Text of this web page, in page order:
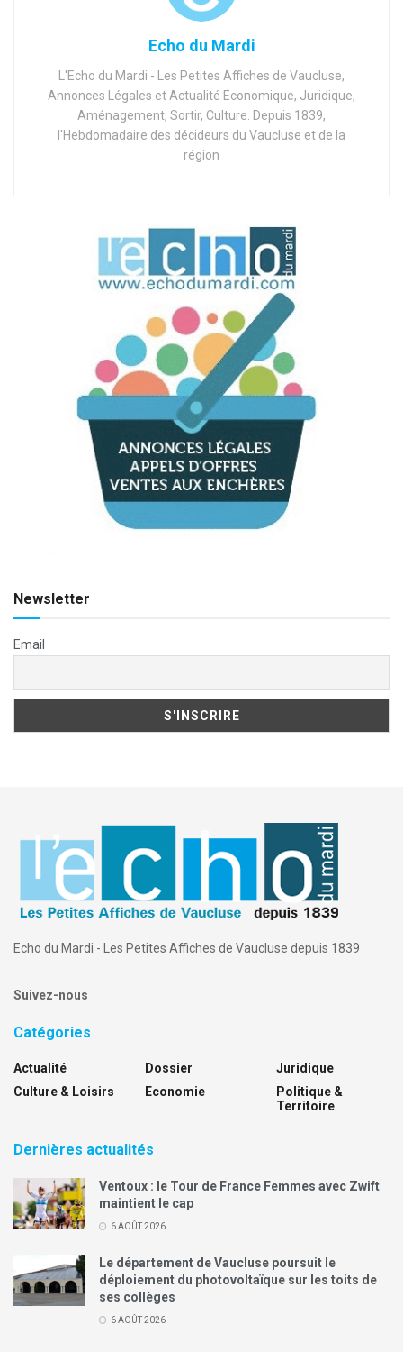
Echo du Mardi
L'Echo du Mardi - Les Petites Affiches de Vaucluse,
Annonces Légales et Actualité Economique, Juridique,
Aménagement, Sortir, Culture. Depuis 1839,
l'Hebdomadaire des décideurs du Vaucluse et de la
région
Newsletter
Email
Echo du Mardi - Les Petites Affiches de Vaucluse depuis 1839
Suivez-nous
Catégories
Actualité
Culture & Loisirs
Dossier
Economie
Juridique
Politique &
Territoire
Dernières actualités
Ventoux : le Tour de France Femmes avec Zwift
maintient le cap
6 AOÛT 2026
Le département de Vaucluse poursuit le
déploiement du photovoltaïque sur les toits de
ses collèges
6 AOÛT 2026